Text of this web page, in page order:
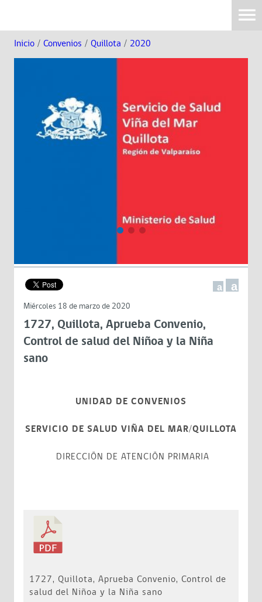
Inicio / Convenios / Quillota / 2020
a a
Miércoles 18 de marzo de 2020
1727, Quillota, Aprueba Convenio,
Control de salud del Niñoa y la Niña
sano
UNIDAD DE CONVENIOS
SERVICIO DE SALUD VIÑA DEL MAR/QUILLOTA
DIRECCIÓN DE ATENCIÓN PRIMARIA
1727, Quillota, Aprueba Convenio, Control de
salud del Niñoa y la Niña sano